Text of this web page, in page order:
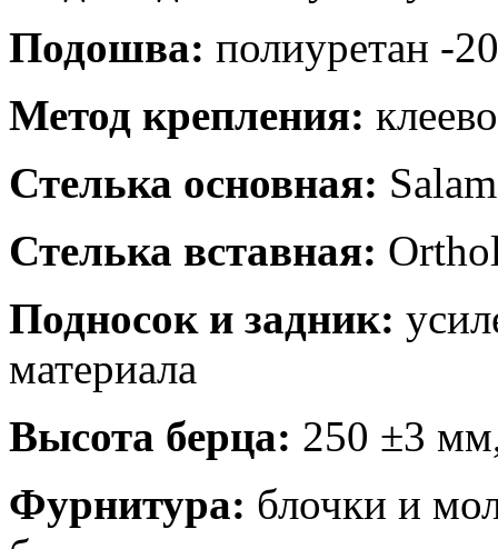
Подошва: полиуретан -
Метод крепления:
Стелька основная:
Стелька вставная:
Подносок и задник:
материала
Высота берца: 250 ±3
Фурнитура: блочки и